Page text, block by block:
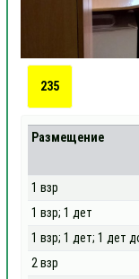
235
Размещение
1 взр
1 взр; 1 дет
1 взр; 1 дет; 1 дет
2 взр